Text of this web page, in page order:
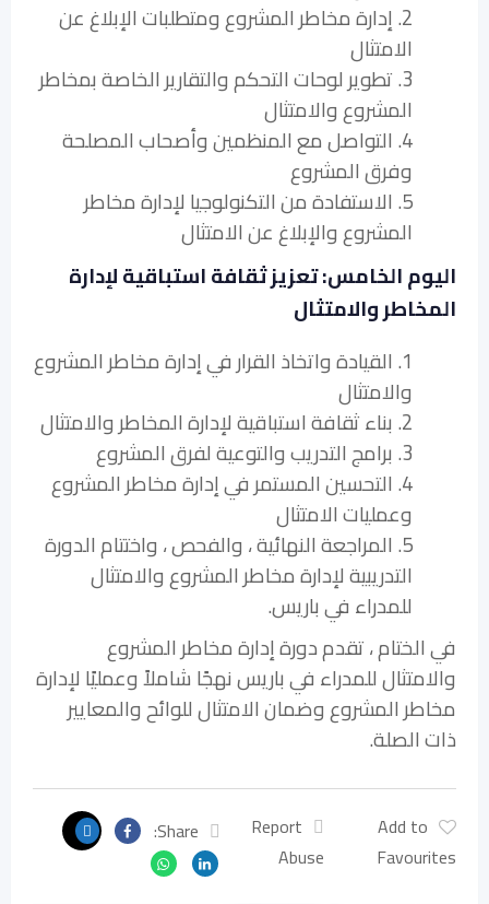
2. إدارة مخاطر المشروع ومتطلبات الإبلاغ عن
الامتثال
3. تطوير لوحات التحكم والتقارير الخاصة بمخاطر
المشروع والامتثال
4. التواصل مع المنظمين وأصحاب المصلحة
وفرق المشروع
5. الاستفادة من التكنولوجيا لإدارة مخاطر
المشروع والإبلاغ عن الامتثال
اليوم الخامس: تعزيز ثقافة استباقية لإدارة
المخاطر والامتثال
1. القيادة واتخاذ القرار في إدارة مخاطر المشروع
والامتثال
2. بناء ثقافة استباقية لإدارة المخاطر والامتثال
3. برامج التدريب والتوعية لفرق المشروع
4. التحسين المستمر في إدارة مخاطر المشروع
وعمليات الامتثال
5. المراجعة النهائية ، والفحص ، واختتام الدورة
التدريبية لإدارة مخاطر المشروع والامتثال
للمدراء في باريس.
في الختام ، تقدم دورة إدارة مخاطر المشروع
والامتثال للمدراء في باريس نهجًا شاملاً وعمليًا لإدارة
مخاطر المشروع وضمان الامتثال للوائح والمعايير
ذات الصلة.
Add to
Favourites
Report
Abuse
Share: